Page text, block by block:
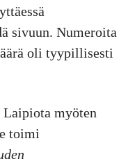
sivuun. Numeroita
oli tyypillisesti
myöten
toimi